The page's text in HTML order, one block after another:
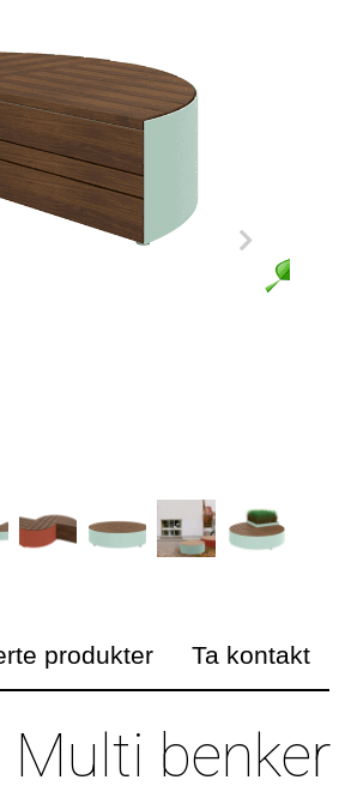
produkter Ta kontakt
Multi benker